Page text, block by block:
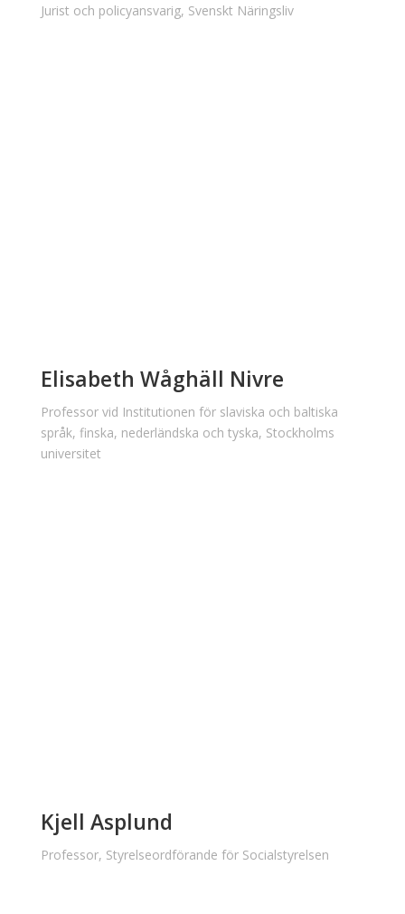
Jurist och policyansvarig, Svenskt Näringsliv
Elisabeth Wåghäll Nivre
Professor vid Institutionen för slaviska och baltiska
språk, finska, nederländska och tyska, Stockholms
universitet
Kjell Asplund
Professor, Styrelseordförande för Socialstyrelsen